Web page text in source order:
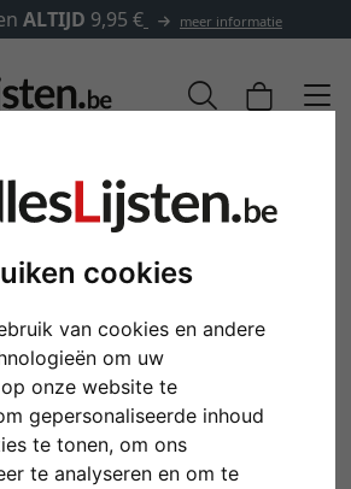
cookies
van cookies en andere
om uw
onze website te
gepersonaliseerde inhoud
te tonen, om ons
te analyseren en om te
ALTIJD 9,95 € meer informatie